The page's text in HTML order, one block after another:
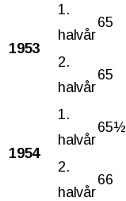
1953
1.
halvår
65
2.
halvår
65
1954
1.
halvår
65½
2.
halvår
66